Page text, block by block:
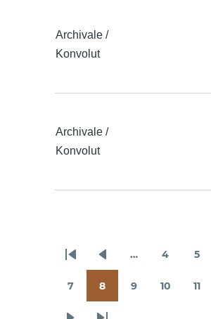
Archivale /
Konvolut
Archivale /
Konvolut
Seitennummerierung
Erste
Seite
Vorherige
Seite
… 4 5
7 8 9 10 11